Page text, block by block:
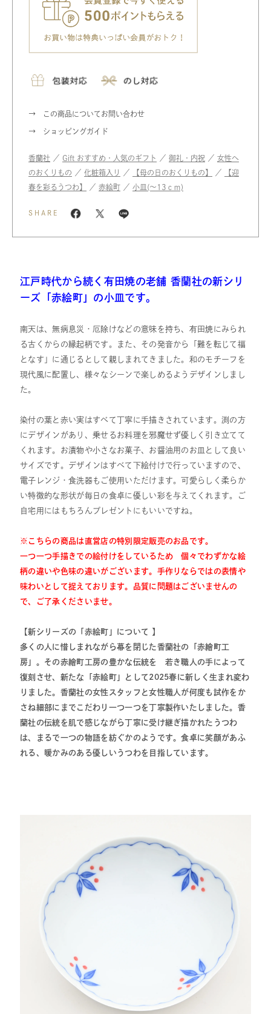
この商品についてお問い合わせ
ショッピングガイド
香蘭社 ／ Gift おすすめ・人気のギフト ／ 御礼・内祝 ／ 女性へ
のおくりもの ／ 化粧箱入り ／ 【母の日のおくりもの】 ／
【迎
春を彩るうつわ】
／ 赤絵町 ／ 小皿(〜13ｃｍ)
SHARE
江戸時代から続く有田焼の老舗 香蘭社の新シリ
ーズ「赤絵町」の小皿です。
南天は、無病息災・厄除けなどの意味を持ち、有田焼にみられ
る古くからの縁起柄です。また、その発音から「難を転じて福
となす」に通じるとして親しまれてきました。和のモチーフを
現代風に配置し、様々なシーンで楽しめるようデザインしまし
た。
染付の葉と赤い実はすべて丁寧に手描きされています。渕の方
にデザインがあり、乗せるお料理を邪魔せず優しく引き立てて
くれます。お漬物や小さなお菓子、お醤油用のお皿として良い
サイズです。デザインはすべて下絵付けで行っていますので、
電子レンジ・食洗器もご使用いただけます。可愛らしく柔らか
い特徴的な形状が毎日の食卓に優しい彩を与えてくれます。ご
自宅用にはもちろんプレゼントにもいいですね。
※こちらの商品は直営店の特別限定販売のお品です。
一つ一つ手描きでの絵付けをしているため 個々でわずかな絵
柄の違いや色味の違いがございます。手作りならではの表情や
味わいとして捉えております。品質に問題はございませんの
で、ご了承くださいませ。
【新シリーズの「赤絵町」について 】
多くの人に惜しまれながら幕を閉じた香蘭社の「赤繪町工
房」。その赤繪町工房の豊かな伝統を 若き職人の手によって
復刻させ、新たな「赤絵町」として2025春に新しく生まれ変わ
りました。香蘭社の女性スタッフと女性職人が何度も試作をか
さね細部にまでこだわり一つ一つを丁寧製作いたしました。香
蘭社の伝統を肌で感じながら丁寧に受け継ぎ描かれたうつわ
は、まるで一つの物語を紡ぐかのようです。食卓に笑顔があふ
れる、暖かみのある優しいうつわを目指しています。